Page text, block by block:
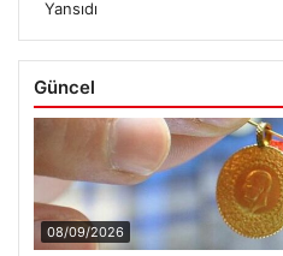
Yansıdı
Güncel
08/09/2026